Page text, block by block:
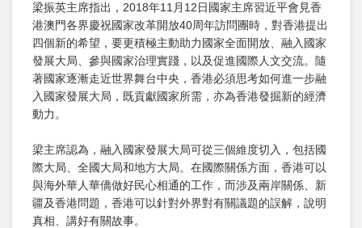
梁振英主席指出，2018年11月12日國家主席習近平會見香
港澳門各界慶祝國家改革開放40周年訪問團時，對香港提出
四個新的希望，要更積極主動助力國家全面開放、融入國家
發展大局、參與國家治理實踐，以及促進國際人文交流。隨
著國家逐漸走近世界舞台中央，香港必須思考如何進一步融
入國家發展大局，既貢獻國家所需，亦為香港發掘新的經濟
動力。
梁主席認為，融入國家發展大局可從三個維度切入，包括國
際大局、全國大局和地方大局。在國際關係方面，香港可以
與海外華人華僑做好民心相通的工作，而涉及兩岸關係、新
疆及香港問題，香港可以針對外界對有關議題的誤解，說明
真相、講好有關故事。